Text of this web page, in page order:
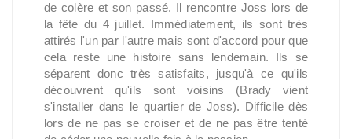
de colère et son passé. Il rencontre Joss lors de
la fête du 4 juillet. Immédiatement, ils sont très
attirés l'un par l'autre mais sont d'accord pour que
cela reste une histoire sans lendemain. Ils se
séparent donc très satisfaits, jusqu'à ce qu'ils
découvrent qu'ils sont voisins (Brady vient
s'installer dans le quartier de Joss). Difficile dès
lors de ne pas se croiser et de ne pas être tenté